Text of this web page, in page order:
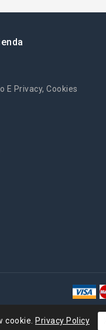
E Privacy, Cookies
cookie. Privacy Policy